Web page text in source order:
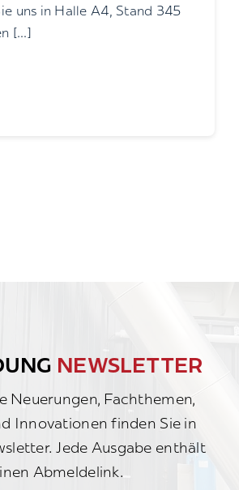
uns in Halle A4, Stand 345
[...]
NEWSLETTER
Neuerungen, Fachthemen,
Innovationen finden Sie in
Jede Ausgabe enthält
Abmeldelink.